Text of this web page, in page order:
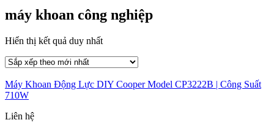
máy khoan công nghiệp
Hiển thị kết quả duy nhất
Máy Khoan Động Lực DIY Cooper Model CP3222B | Công Suất
710W
Liên hệ